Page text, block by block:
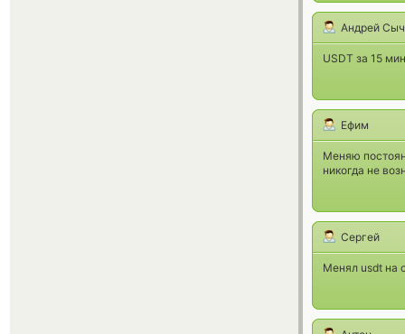
Андрей
USDT за 15
Ефим
Меняю
никогда не
Сергей
Менял usdt на